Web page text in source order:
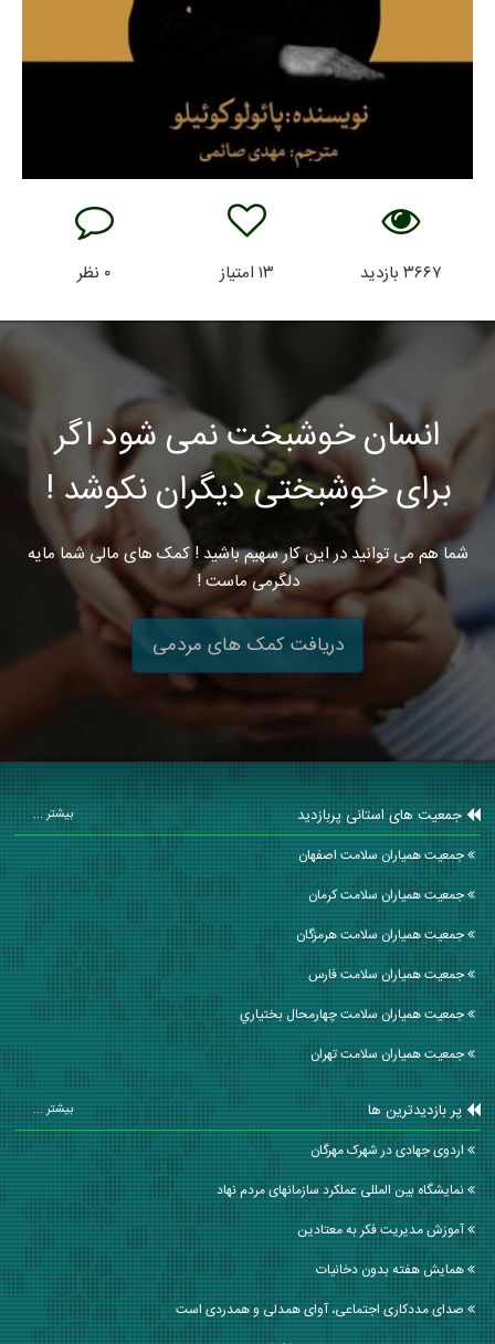
۳۶۶۷ بازدید ۱۳امتیاز ۰ نظر
انسان خوشبخت نمی شود اگر
برای خوشبختی دیگران نکوشد !
شما هم می توانید در این کار سهیم باشید ! کمک های مالی شما مایه
دلگرمی ماست !
دریافت کمک های مردمی
جمعیت های استانی پربازدید بیشتر ...
جمعیت همیاران سلامت اصفهان
جمعیت همیاران سلامت كرمان
جمعیت همیاران سلامت هرمزگان
جمعیت همیاران سلامت فارس
جمعیت همیاران سلامت چهارمحال بختياري
جمعیت همیاران سلامت تهران
پر بازدیدترین ها بیشتر ...
اردوی جهادی در شهرک مهرگان
نمايشگاه بین المللی عملکرد سازمانهای مردم نهاد
آموزش مدیریت فکر به معتادین
همایش هفته بدون دخانیات
صدای مددکاری اجتماعی، آوای همدلی و همدردی است